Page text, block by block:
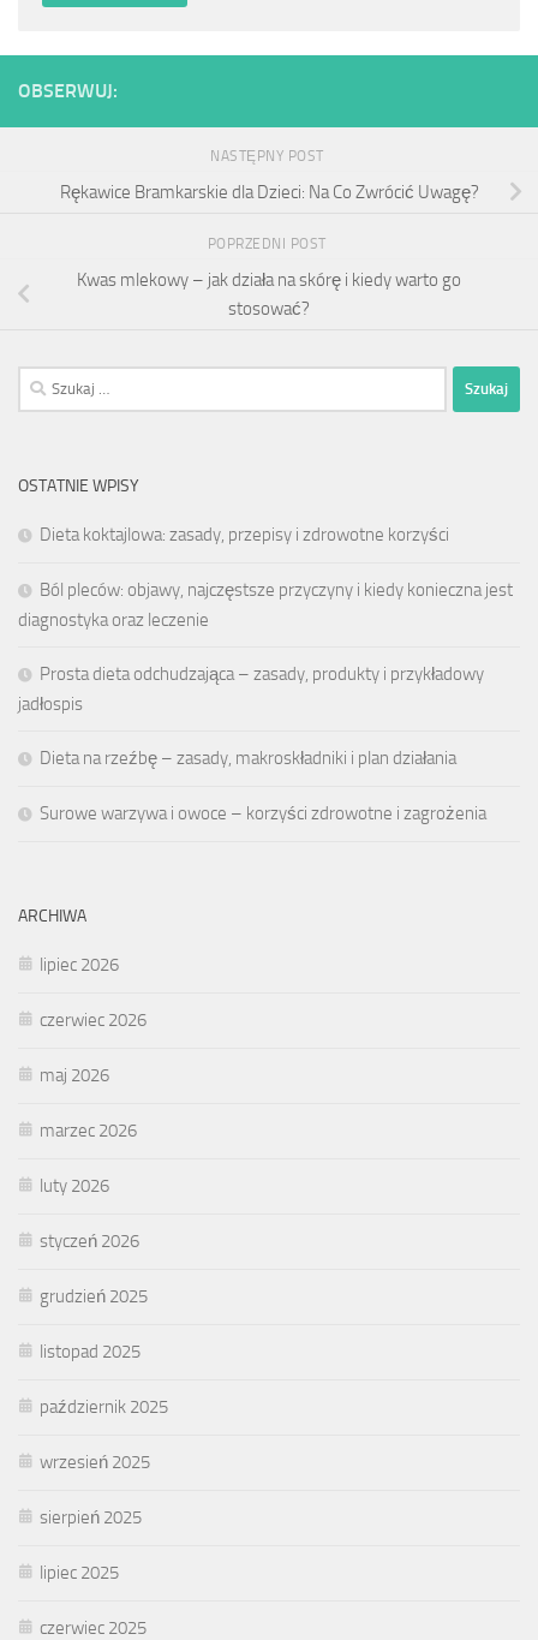
OBSERWUJ:
NASTĘPNY POST
Rękawice Bramkarskie dla Dzieci: Na Co Zwrócić Uwagę?
POPRZEDNI POST
Kwas mlekowy – jak działa na skórę i kiedy warto go
stosować?
Szukaj:
OSTATNIE WPISY
Dieta koktajlowa: zasady, przepisy i zdrowotne korzyści
Ból pleców: objawy, najczęstsze przyczyny i kiedy konieczna jest
diagnostyka oraz leczenie
Prosta dieta odchudzająca – zasady, produkty i przykładowy
jadłospis
Dieta na rzeźbę – zasady, makroskładniki i plan działania
Surowe warzywa i owoce – korzyści zdrowotne i zagrożenia
ARCHIWA
lipiec 2026
czerwiec 2026
maj 2026
marzec 2026
luty 2026
styczeń 2026
grudzień 2025
listopad 2025
październik 2025
wrzesień 2025
sierpień 2025
lipiec 2025
czerwiec 2025